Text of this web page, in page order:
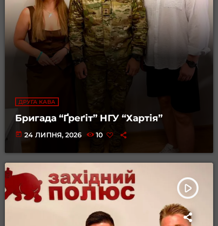
ДРУГА КАВА
Бригада “Ґреґіт” НГУ “Хартія”
today 24 ЛИПНЯ, 2026 10
play_arrow